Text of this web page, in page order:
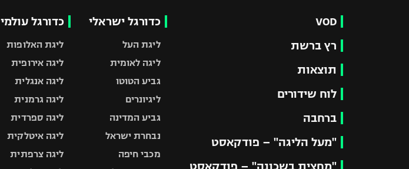
VOD
רץ ברשת
תוצאות
לוח שידורים
ברחבה
"מעל הליגה" – פודקאסט
"מחצית בשכונה" – פודקאסט
כדורגל ישראלי
ליגת העל
ליגה לאומית
גביע הטוטו
ליגיונרים
גביע המדינה
נבחרת ישראל
מכבי חיפה
כדורגל עולמי
ליגת האלופות
ליגה אירופית
ליגה אנגלית
ליגה גרמנית
ליגה ספרדית
ליגה איטלקית
ליגה צרפתית